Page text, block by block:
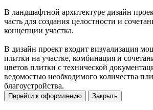
В ландшафтной архитектуре дизайн
часть для создания целостности и
концепции участка.
В дизайн проект входит визуализация
плитки на участке, комбинация и
цветов плитки с технической
ведомостью необходимого количества
благоустройства.
Перейти к оформлению Закрыть